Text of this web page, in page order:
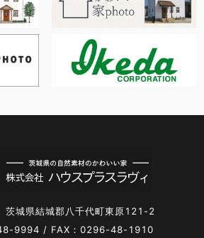
城県結城郡八千代町東原121-2
9994 / FAX：0296-48-1910